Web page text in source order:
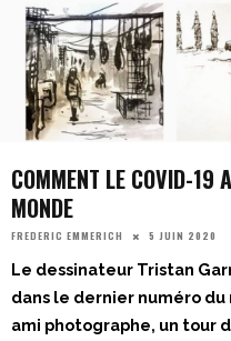
COMMENT LE COVID-19
MONDE
FREDERIC EMMERICH 5 JUIN 2020
Le dessinateur Tristan
dans le dernier numéro du
ami photographe, un tour